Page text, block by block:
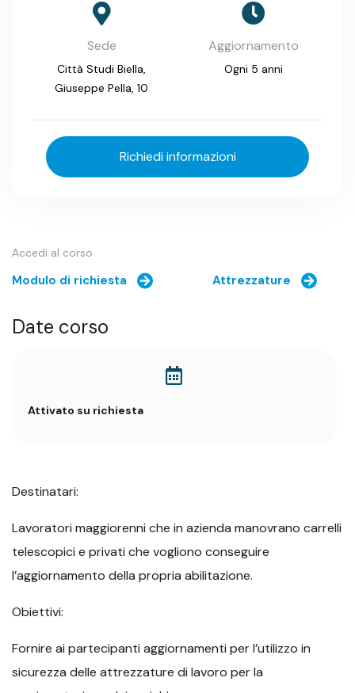
Sede
Città Studi Biella,
Giuseppe Pella, 10
Aggiornamento
Ogni 5 anni
Richiedi informazioni
Accedi al corso
Modulo di richiesta Attrezzature
Date corso
Attivato su richiesta
Destinatari:
Lavoratori maggiorenni che in azienda manovrano carrelli
telescopici e privati che vogliono conseguire
l’aggiornamento della propria abilitazione.
Obiettivi:
Fornire ai partecipanti aggiornamenti per l’utilizzo in
sicurezza delle attrezzature di lavoro per la